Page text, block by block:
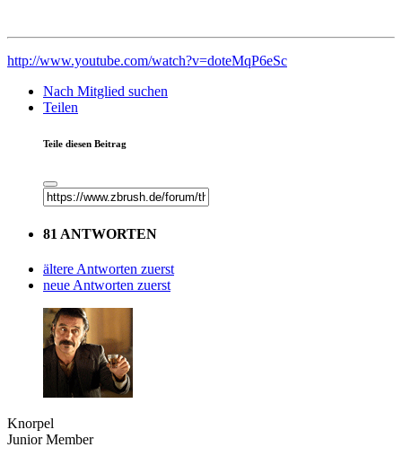
http://www.youtube.com/watch?v=doteMqP6eSc
Nach Mitglied suchen
Teilen
Teile diesen Beitrag
81 ANTWORTEN
ältere Antworten zuerst
neue Antworten zuerst
Knorpel
Junior Member